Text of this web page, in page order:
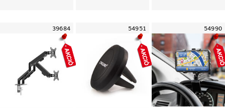
39684 54951 54990